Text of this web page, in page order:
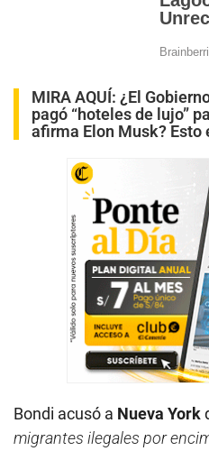
MIRA AQUÍ: ¿El
pagó “hoteles de lujo”
afirma Elon Musk? Esto
Bondi acusó a Nueva York
migrantes ilegales por